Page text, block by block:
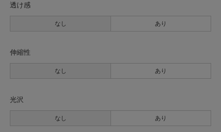
透け感
なし あり
伸縮性
なし あり
光沢
なし あり